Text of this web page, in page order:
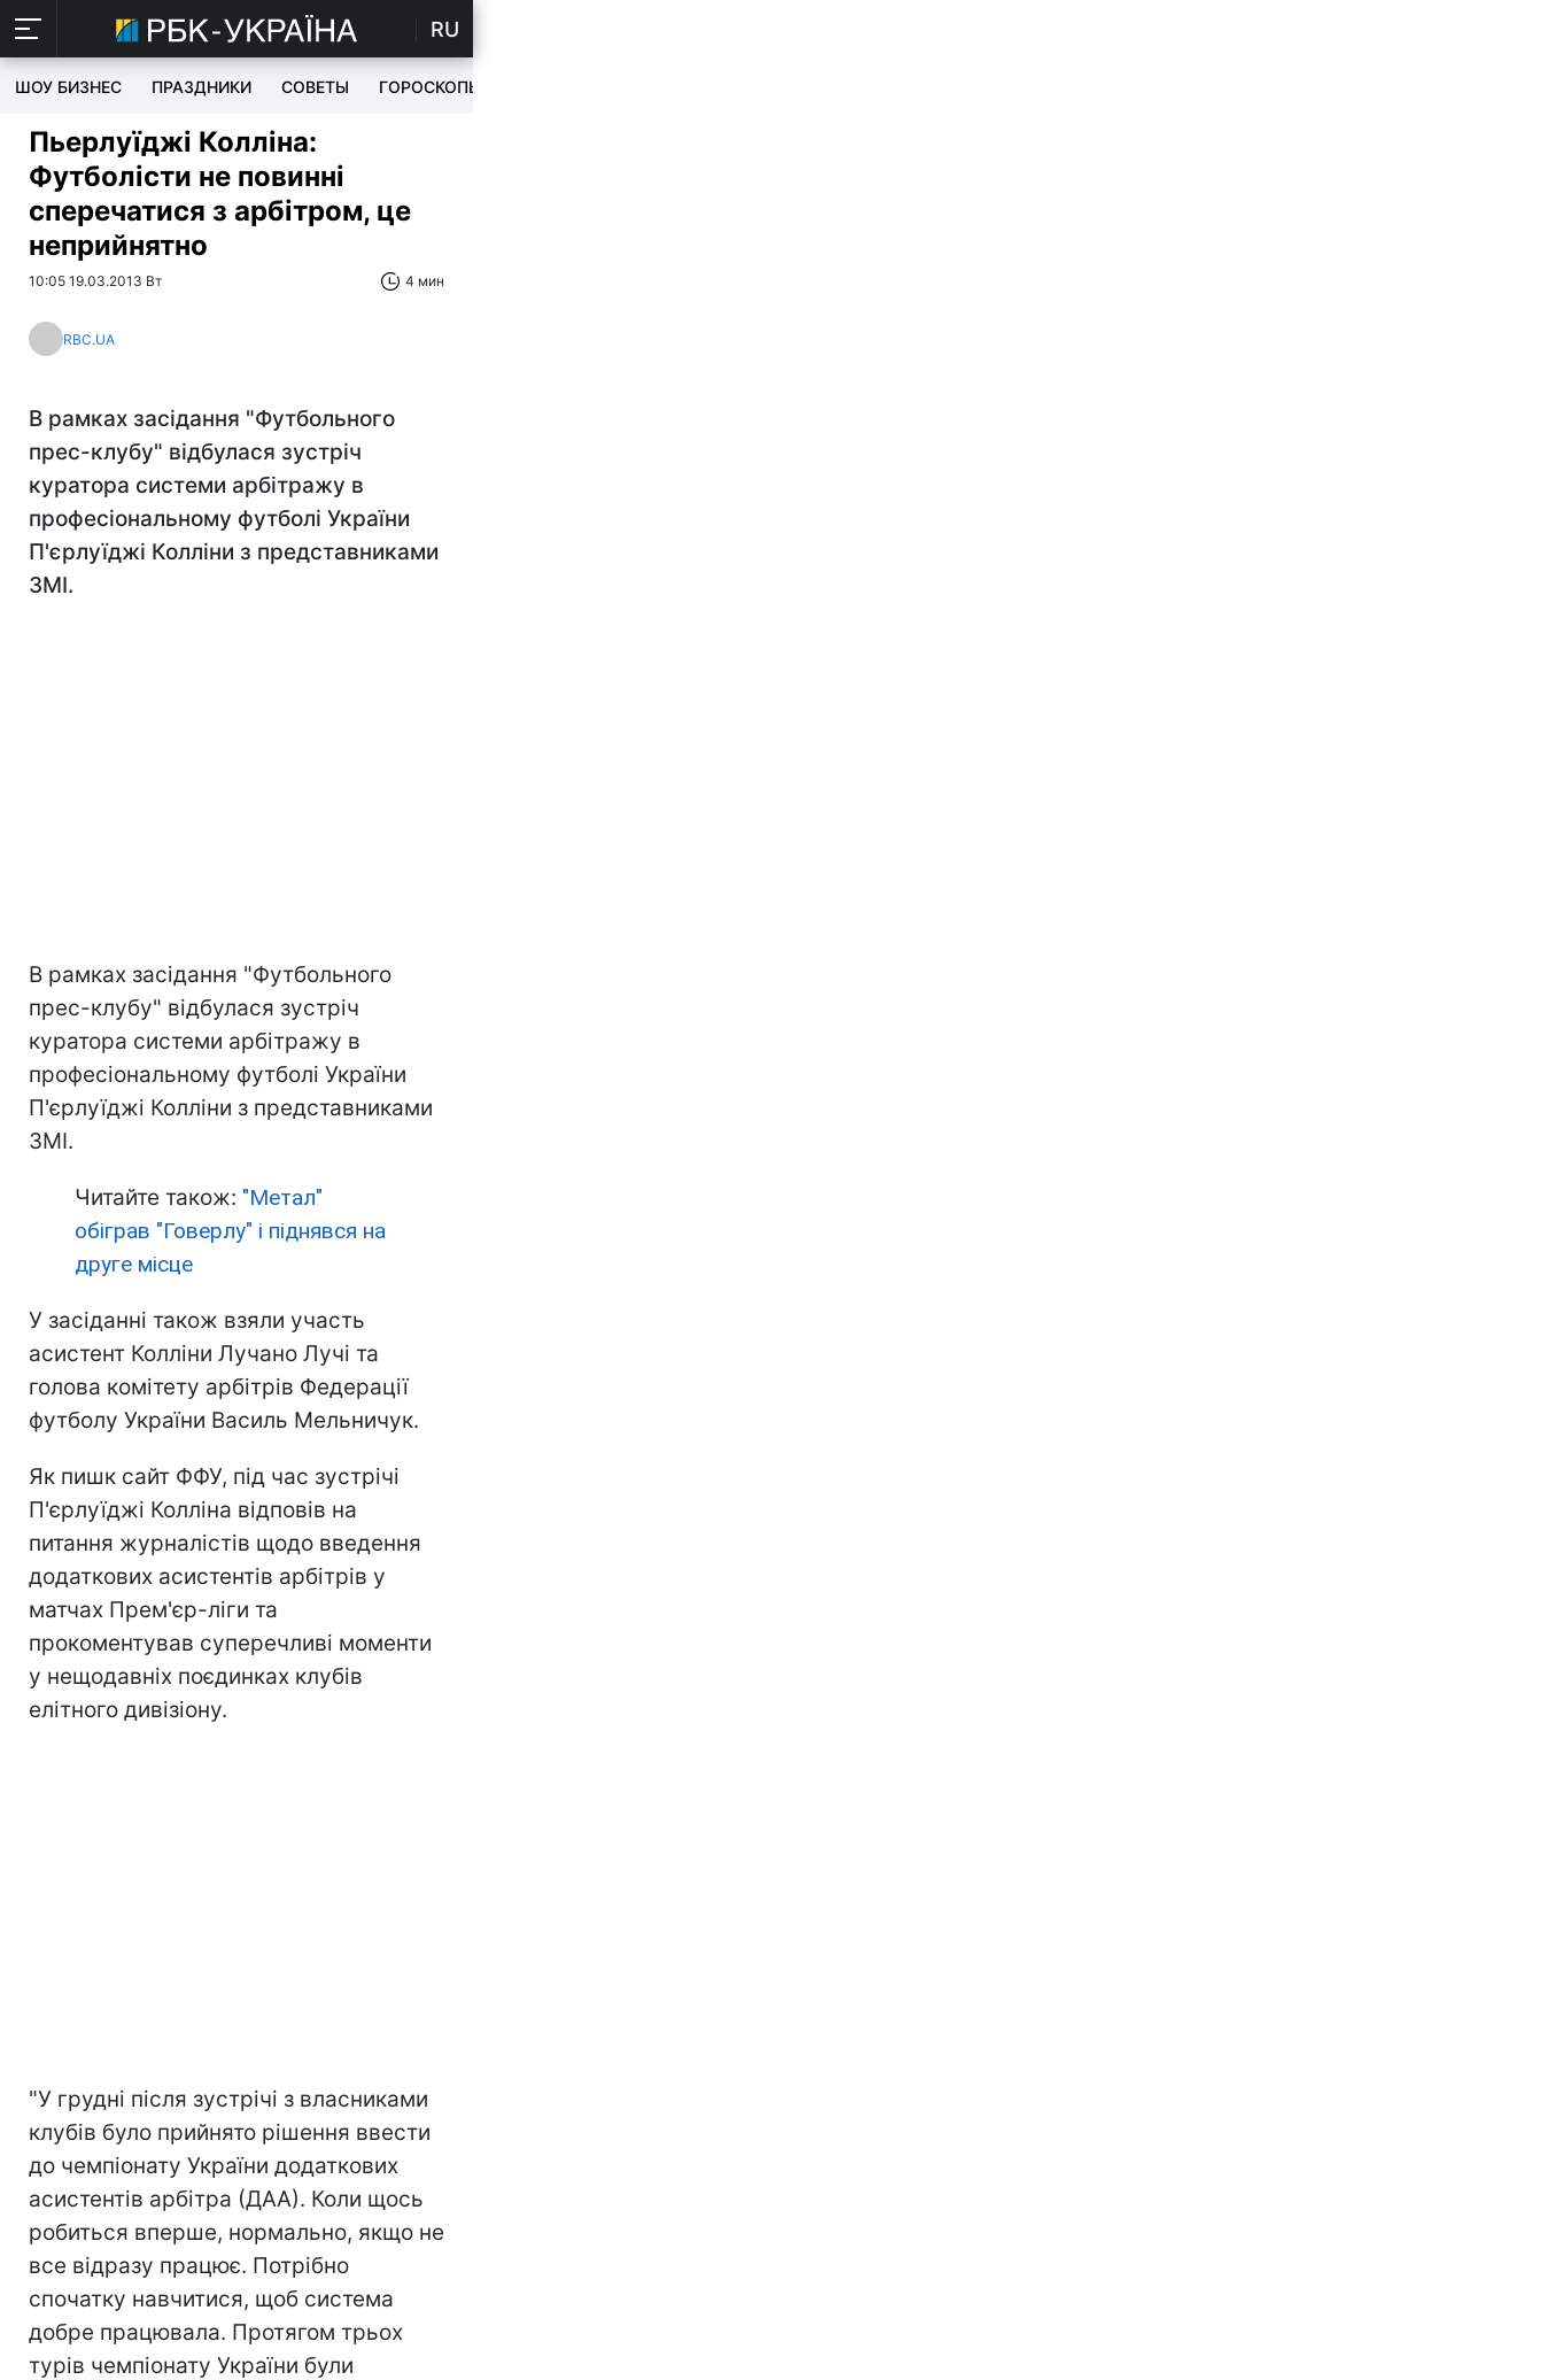
RU
ШОУ БИЗНЕС ПРАЗДНИКИ СОВЕТЫ ГОРОСКОПЫ
Пьерлуїджі Колліна:
Футболісти не повинні
сперечатися з арбітром, це
неприйнятно
10:05 19.03.2013 Вт 4 мин
RBC.UA
В рамках засідання "Футбольного
прес-клубу" відбулася зустріч
куратора системи арбітражу в
професіональному футболі України
П'єрлуїджі Колліни з представниками
ЗМІ.
В рамках засідання "Футбольного
прес-клубу" відбулася зустріч
куратора системи арбітражу в
професіональному футболі України
П'єрлуїджі Колліни з представниками
ЗМІ.
Читайте також: "Метал"
обіграв "Говерлу" і піднявся на
друге місце
У засіданні також взяли участь
асистент Колліни Лучано Лучі та
голова комітету арбітрів Федерації
футболу України Василь Мельничук.
Як пишк сайт ФФУ, під час зустрічі
П'єрлуїджі Колліна відповів на
питання журналістів щодо введення
додаткових асистентів арбітрів у
матчах Прем'єр-ліги та
прокоментував суперечливі моменти
у нещодавніх поєдинках клубів
елітного дивізіону.
"У грудні після зустрічі з власниками
клубів було прийнято рішення ввести
до чемпіонату України додаткових
асистентів арбітра (ДАА). Коли щось
робиться вперше, нормально, якщо не
все відразу працює. Потрібно
спочатку навчитися, щоб система
добре працювала. Протягом трьох
турів чемпіонату України були